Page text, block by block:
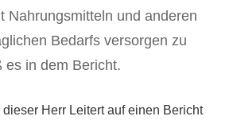
Nahrungsmitteln und anderen
Bedarfs versorgen zu
es in dem Bericht.
Herr Leitert auf einen Bericht